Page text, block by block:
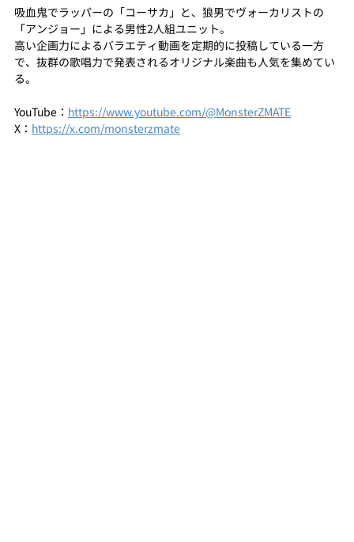
吸血鬼でラッパーの「コーサカ」と、狼男でヴォーカリストの
「アンジョー」による男性2人組ユニット。
高い企画力によるバラエティ動画を定期的に投稿している一方
で、抜群の歌唱力で発表されるオリジナル楽曲も人気を集めてい
る。
YouTube： https://www.youtube.com/@MonsterZMATE
X： https://x.com/monsterzmate